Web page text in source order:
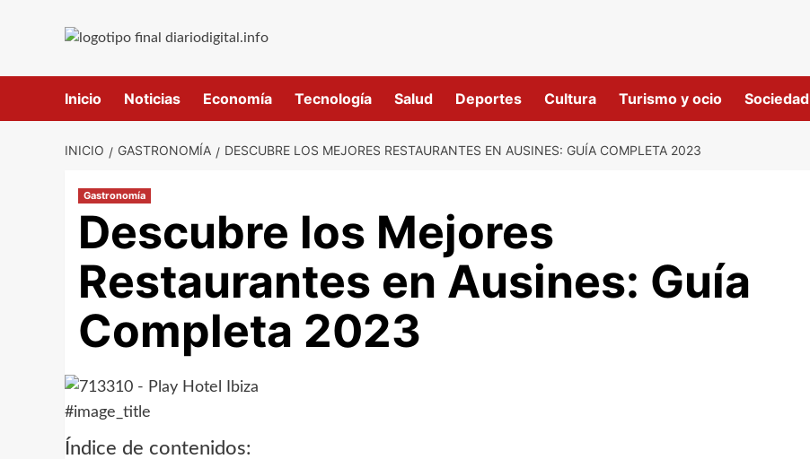
Inicio Noticias Economía Tecnología Salud Deportes Cultura Turismo y ocio Sociedad
INICIO GASTRONOMÍA DESCUBRE LOS MEJORES RESTAURANTES EN AUSINES: GUÍA COMPLETA 2023
Gastronomía
Descubre los Mejores
Restaurantes en Ausines: Guía
Completa 2023
#image_title
Índice de contenidos: